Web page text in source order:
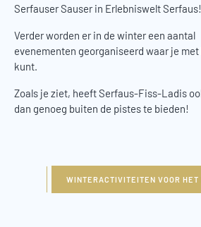
Serfauser Sauser in Erlebniswelt Serfaus!
Verder worden er in de winter een aantal
evenementen georganiseerd waar je
kunt.
Zoals je ziet, heeft Serfaus-Fiss-Ladis
dan genoeg buiten de pistes te bieden!
WINTERACTIVITEITEN VOOR HET